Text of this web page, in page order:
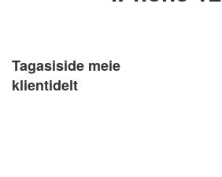
Tagasiside meie
klientidelt